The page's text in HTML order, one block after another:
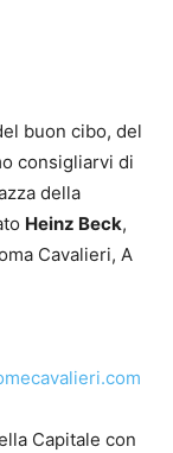
buon cibo, del
consigliarvi di
della
Heinz Beck,
Cavalieri, A
Capitale con